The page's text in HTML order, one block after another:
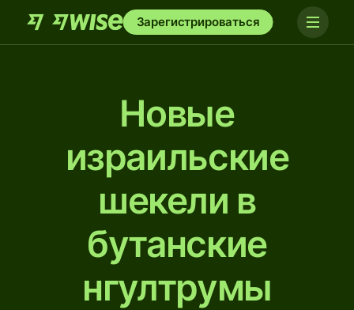
Зарегистрироваться
Новые
израильские
шекели в
бутанские
нгултрумы